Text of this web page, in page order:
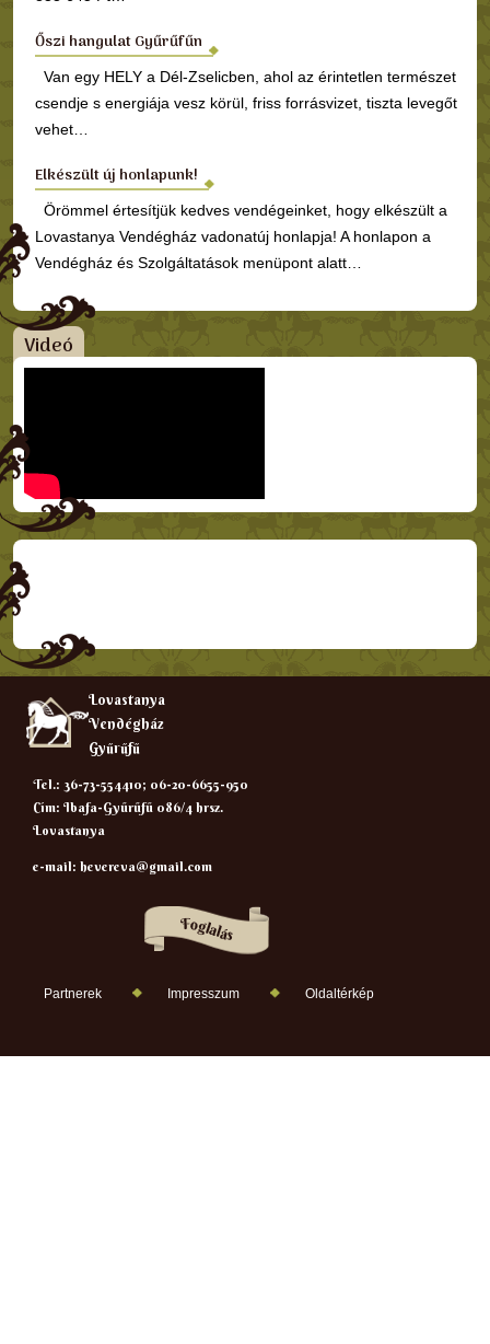
Őszi hangulat Gyűrűfűn
Van egy HELY a Dél-Zselicben, ahol az érintetlen természet
csendje s energiája vesz körül, friss forrásvizet, tiszta levegőt
vehet…
Elkészült új honlapunk!
Örömmel értesítjük kedves vendégeinket, hogy elkészült a
Lovastanya Vendégház vadonatúj honlapja! A honlapon a
Vendégház és Szolgáltatások menüpont alatt…
Videó
Lovastanya
Vendégház
Gyűrűfű
Tel.: 36-73-554410; 06-20-6655-950
Cím: Ibafa-Gyűrűfű 086/4 hrsz.
Lovastanya
e-mail: hevereva@gmail.com
Partnerek Impresszum Oldaltérkép